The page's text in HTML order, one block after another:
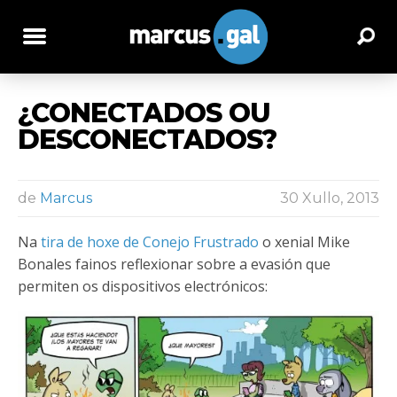
¿CONECTADOS OU
DESCONECTADOS?
de Marcus 30 Xullo, 2013
Na tira de hoxe de Conejo Frustrado o xenial Mike
Bonales fainos reflexionar sobre a evasión que
permiten os dispositivos electrónicos: